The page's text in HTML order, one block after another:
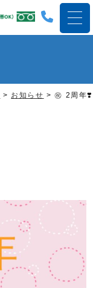
> お知らせ >㊗️ 2周年❣️